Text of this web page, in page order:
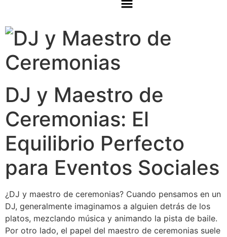
DJ y Maestro de
Ceremonias: El
Equilibrio Perfecto
para Eventos Sociales
¿DJ y maestro de ceremonias? Cuando pensamos en un
DJ, generalmente imaginamos a alguien detrás de los
platos, mezclando música y animando la pista de baile.
Por otro lado, el papel del maestro de ceremonias suele